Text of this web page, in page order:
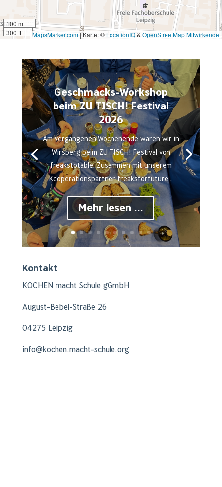
100 m
300 ft
MapsMarker.com |Karte: © LocationIQ& OpenStreetMap Mitwirkende
Geschmacks-Workshop
beim ZU TISCH! Festival
2026
Am vergangenen Wochenende waren wir in
Wirsberg beim ZU TISCH! Festival von
freakstotable. Zusammen mit unserem
Kooperationspartner freaksforfuture...
Mehr lesen ...
Kontakt
KOCHEN macht Schule gGmbH
August-Bebel-Straße 26
04275 Leipzig
info@kochen.macht-schule.org